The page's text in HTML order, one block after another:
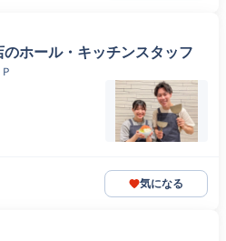
ホール・キッチンスタッフ
気になる